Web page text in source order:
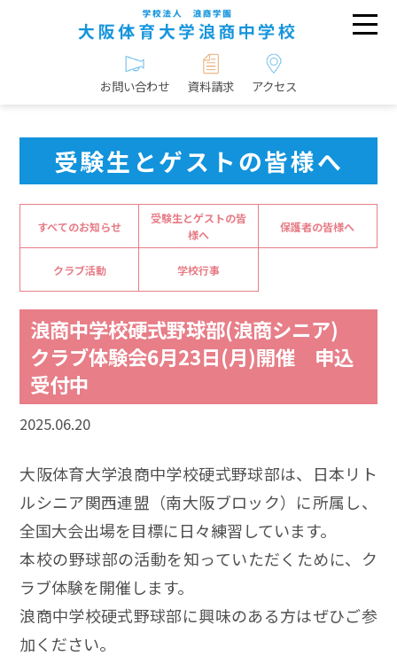
お問い合わせ 資料請求 アクセス
受験生とゲストの皆様へ
すべてのお知らせ
受験生とゲストの皆
様へ
保護者の皆様へ
クラブ活動 学校行事
浪商中学校硬式野球部(浪商シニア)
クラブ体験会6月23日(月)開催 申込
受付中
2025.06.20
大阪体育大学浪商中学校硬式野球部は、日本リト
ルシニア関西連盟（南大阪ブロック）に所属し、
全国大会出場を目標に日々練習しています。
本校の野球部の活動を知っていただくために、ク
ラブ体験を開催します。
浪商中学校硬式野球部に興味のある方はぜひご参
加ください。